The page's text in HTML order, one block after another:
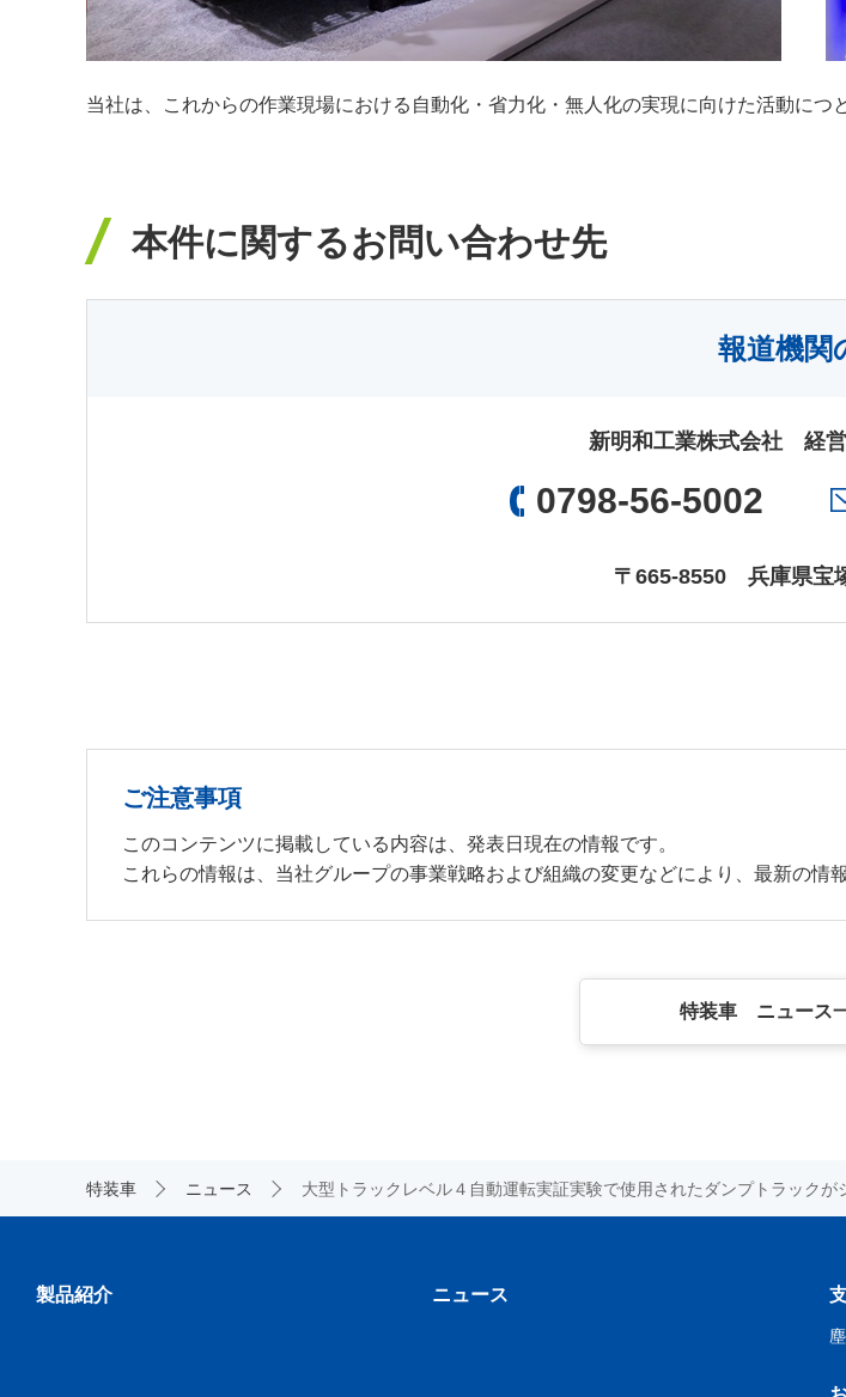
当社は、これからの作業現場における自動化・省力化・無人化の実現に向けた活動につ
本件に関するお問い合わせ先
報道機関
新明和工業株式会社 経
0798-56-5002
〒665-8550 兵庫県宝
ご注意事項
このコンテンツに掲載している内容は、発表日現在の情報です。
これらの情報は、当社グループの事業戦略および組織の変更などにより、最新の情
特装車 ニュース
特装車 ニュース 大型トラックレベル４自動運転実証実験で使用されたダンプトラック
製品紹介 ニュース